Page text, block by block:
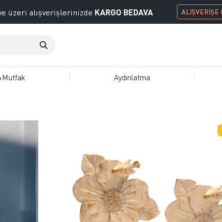
üzeri alışverişlerinizde KARGO BEDAVA ALIŞVERİŞE
Aydınlatma